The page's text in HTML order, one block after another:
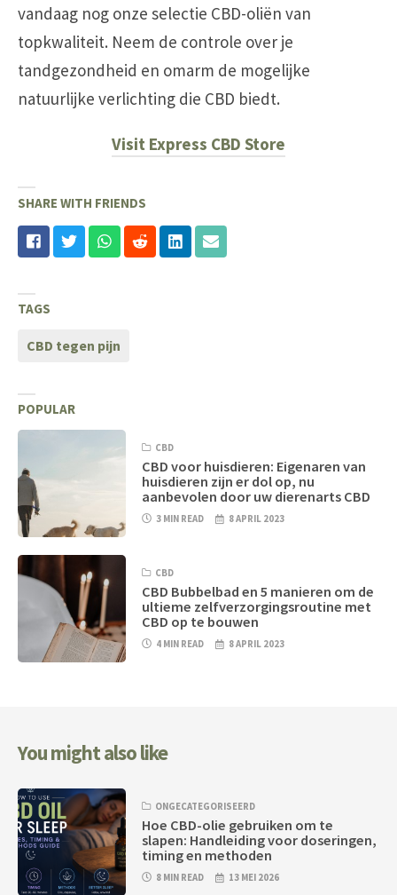
vandaag nog onze selectie CBD-oliën van
topkwaliteit. Neem de controle over je
tandgezondheid en omarm de mogelijke
natuurlijke verlichting die CBD biedt.
Visit Express CBD Store
SHARE WITH FRIENDS
TAGS
CBD tegen pijn
POPULAR
CBD
CBD voor huisdieren: Eigenaren van
huisdieren zijn er dol op, nu
aanbevolen door uw dierenarts CBD
3 MIN READ 8 APRIL 2023
CBD
CBD Bubbelbad en 5 manieren om de
ultieme zelfverzorgingsroutine met
CBD op te bouwen
4 MIN READ 8 APRIL 2023
You might also like
ONGECATEGORISEERD
Hoe CBD-olie gebruiken om te
slapen: Handleiding voor doseringen,
timing en methoden
8 MIN READ 13 MEI 2026